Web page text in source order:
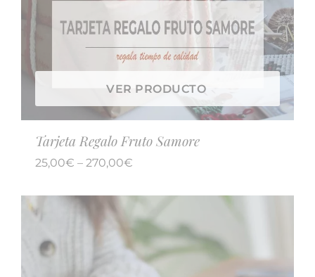
VER PRODUCTO
Tarjeta Regalo Fruto Samore
25,00€ – 270,00€